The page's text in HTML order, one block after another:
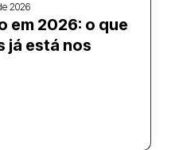
2026
em 2026: o que
já está nos